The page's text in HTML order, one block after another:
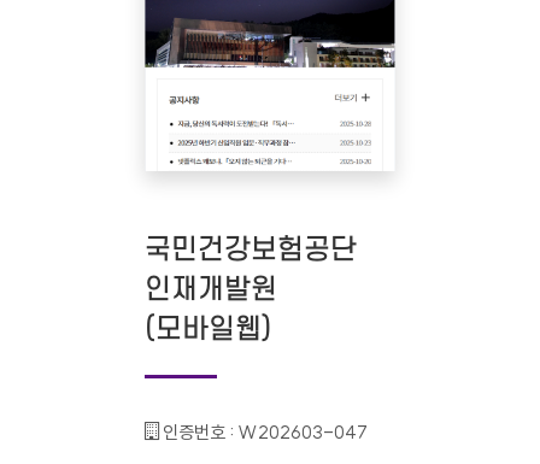
국민건강보험공단
인재개발원
(모바일웹)
인증번호 : W202603-047